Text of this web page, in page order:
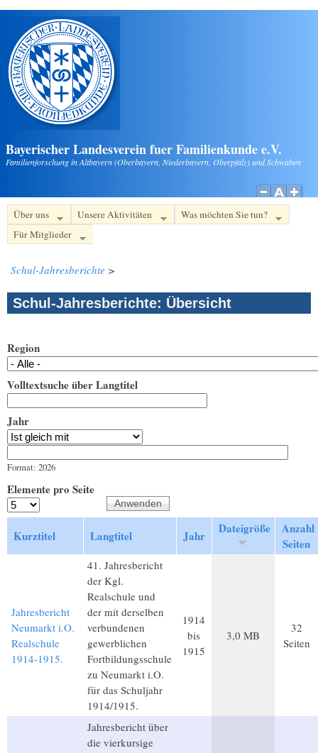
Direkt zum Inhalt
Bayerischer Landesverein fuer Familienkunde e.V.
Familienforschung in Altbayern (Oberbayern, Niederbayern, Oberpfalz) und Schwaben
Über uns Unsere Aktivitäten
Was möchten Sie tun?
Für Mitglieder
Schul-Jahresberichte >
Schul-Jahresberichte: Übersicht
Region
Volltextsuche über Langtitel
Jahr
Format: 2026
Elemente pro Seite
Kurztitel Langtitel Jahr Dateigröße
Anzahl
Seiten
Jahresbericht
Neumarkt i.O.
Realschule
1914-1915.
41. Jahresbericht
der Kgl.
Realschule und
der mit derselben
verbundenen
gewerblichen
Fortbildungsschule
zu Neumarkt i.O.
für das Schuljahr
1914/1915.
1914
bis
1915
3,0 MB
32
Seiten
Jahresbericht über
die vierkursige